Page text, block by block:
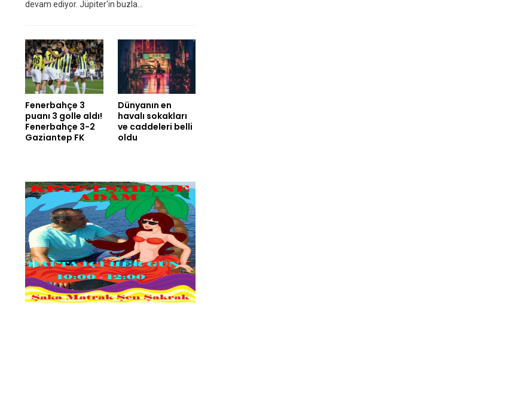
devam ediyor. Jüpiter'in buzla…
Fenerbahçe 3
puanı 3 golle aldı!
Fenerbahçe 3-2
Gaziantep FK
Dünyanın en
havalı sokakları
ve caddeleri belli
oldu